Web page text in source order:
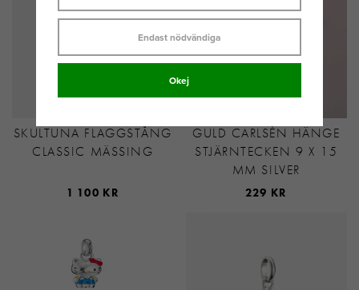
SKULTUNA FLAGGSTÅNG
CLASSIC MÄSSING
1 100 KR
GULD CARLSÈN HÄNGE
STJÄRNTECKEN 9 X 15
MM SILVER
229 KR
Endast nödvändiga
Okej